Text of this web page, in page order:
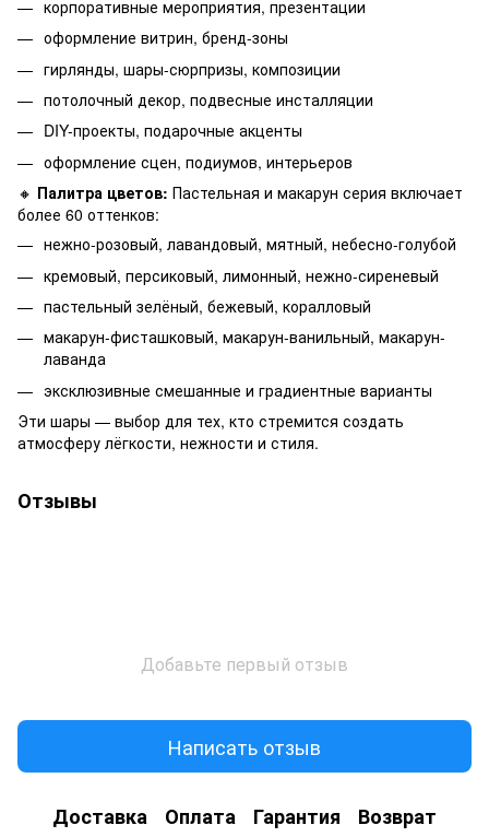
корпоративные мероприятия, презентации
оформление витрин, бренд-зоны
гирлянды, шары-сюрпризы, композиции
потолочный декор, подвесные инсталляции
DIY-проекты, подарочные акценты
оформление сцен, подиумов, интерьеров
🔸 Палитра цветов: Пастельная и макарун серия включает
более 60 оттенков:
нежно-розовый, лавандовый, мятный, небесно-голубой
кремовый, персиковый, лимонный, нежно-сиреневый
пастельный зелёный, бежевый, коралловый
макарун-фисташковый, макарун-ванильный, макарун-
лаванда
эксклюзивные смешанные и градиентные варианты
Эти шары — выбор для тех, кто стремится создать
атмосферу лёгкости, нежности и стиля.
Отзывы
Добавьте первый отзыв
Написать отзыв
Доставка Оплата Гарантия Возврат